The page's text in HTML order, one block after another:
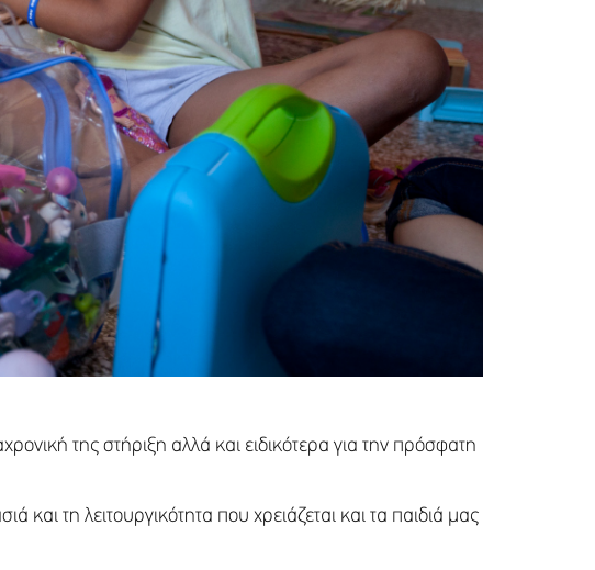
της στήριξη αλλά και ειδικότερα για την πρόσφατη
τη λειτουργικότητα που χρειάζεται και τα παιδιά μας